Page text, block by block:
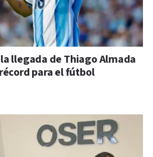
llegada de Thiago Almada
para el fútbol